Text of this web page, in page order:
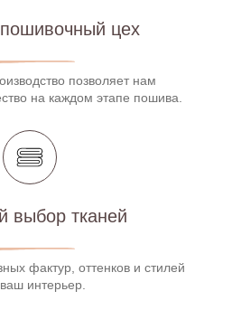
цех
позволяет нам
на каждом этапе пошива.
выбор тканей
фактур, оттенков и стилей
интерьер.